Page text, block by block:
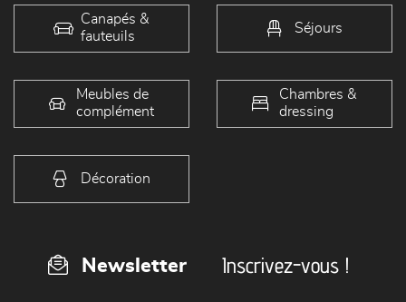
Canapés &
fauteuils
Séjours
Meubles de
complément
Chambres &
dressing
Décoration
Newsletter Inscrivez-vous !